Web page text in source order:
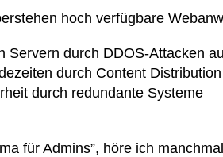
hoch verfügbare
Servern durch DDOS-Attacken
durch Content Distribution
durch redundante Systeme
für Admins”, höre ich